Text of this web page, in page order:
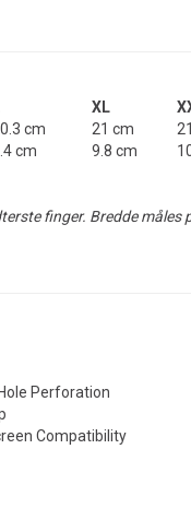
XL
cm 21 cm
cm 9.8 cm
finger. Bredde måles
Perforation
Compatibility